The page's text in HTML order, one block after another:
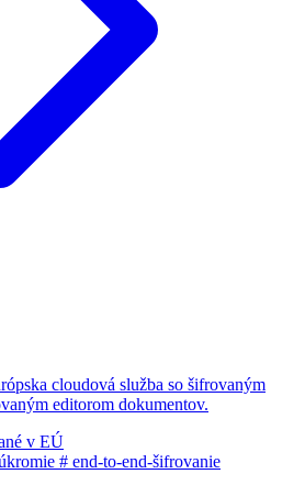
cloudová služba so šifrovaným
editorom dokumentov.
v EÚ
# end-to-end-šifrovanie